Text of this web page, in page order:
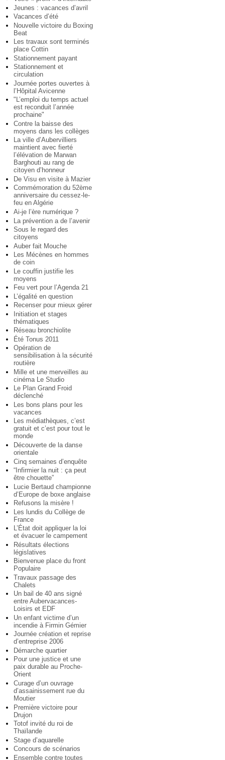
Jeunes : vacances d’avril
Vacances d’été
Nouvelle victoire du Boxing
Beat
Les travaux sont terminés
place Cottin
Stationnement payant
Stationnement et
circulation
Journée portes ouvertes à
l’Hôpital Avicenne
"L’emploi du temps actuel
est reconduit l’année
prochaine"
Contre la baisse des
moyens dans les collèges
La ville d’Aubervilliers
maintient avec fierté
l’élévation de Marwan
Barghouti au rang de
citoyen d’honneur
De Visu en visite à Mazier
Commémoration du 52ème
anniversaire du cessez-le-
feu en Algérie
Ai-je l’ère numérique ?
La prévention a de l’avenir
Sous le regard des
citoyens
Auber fait Mouche
Les Mécènes en hommes
de coin
Le couffin justifie les
moyens
Feu vert pour l’Agenda 21
L’égalité en question
Recenser pour mieux gérer
Initiation et stages
thématiques
Réseau bronchiolite
Été Tonus 2011
Opération de
sensibilisation à la sécurité
routière
Mille et une merveilles au
cinéma Le Studio
Le Plan Grand Froid
déclenché
Les bons plans pour les
vacances
Les médiathèques, c’est
gratuit et c’est pour tout le
monde
Découverte de la danse
orientale
Cinq semaines d’enquête
“Infirmier la nuit : ça peut
être chouette”
Lucie Bertaud championne
d’Europe de boxe anglaise
Refusons la misère !
Les lundis du Collège de
France
L’État doit appliquer la loi
et évacuer le campement
Résultats élections
législatives
Bienvenue place du front
Populaire
Travaux passage des
Chalets
Un bail de 40 ans signé
entre Aubervacances-
Loisirs et EDF
Un enfant victime d’un
incendie à Firmin Gémier
Journée création et reprise
d’entreprise 2006
Démarche quartier
Pour une justice et une
paix durable au Proche-
Orient
Curage d’un ouvrage
d’assainissement rue du
Moutier
Première victoire pour
Drujon
Totof invité du roi de
Thaïlande
Stage d’aquarelle
Concours de scénarios
Ensemble contre toutes